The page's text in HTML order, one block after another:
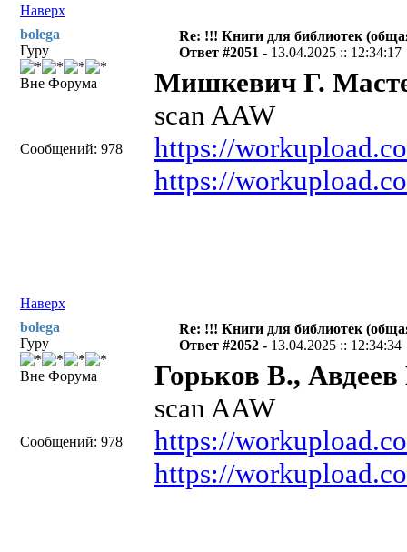
Наверх
bolega
Гуру
Вне Форума
Сообщений: 978
Re: !!! Книги для библиотек
Ответ #2051 - 13.04.2025 :: 12:34:17
Мишкевич Г.
scan AAW
https://
https://
Наверх
bolega
Гуру
Вне Форума
Сообщений: 978
Re: !!! Книги для библиотек
Ответ #2052 - 13.04.2025 :: 12:34:34
Горьков В.,
scan AAW
https://
https://